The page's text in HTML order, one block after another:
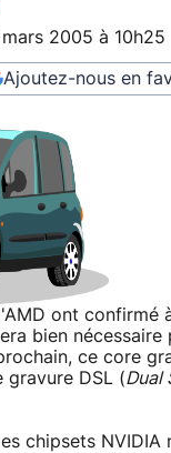
2005 à 10h25
Ajoutez-nous en
ont confirmé
bien
ce core
gravure DSL (Dual
chipsets